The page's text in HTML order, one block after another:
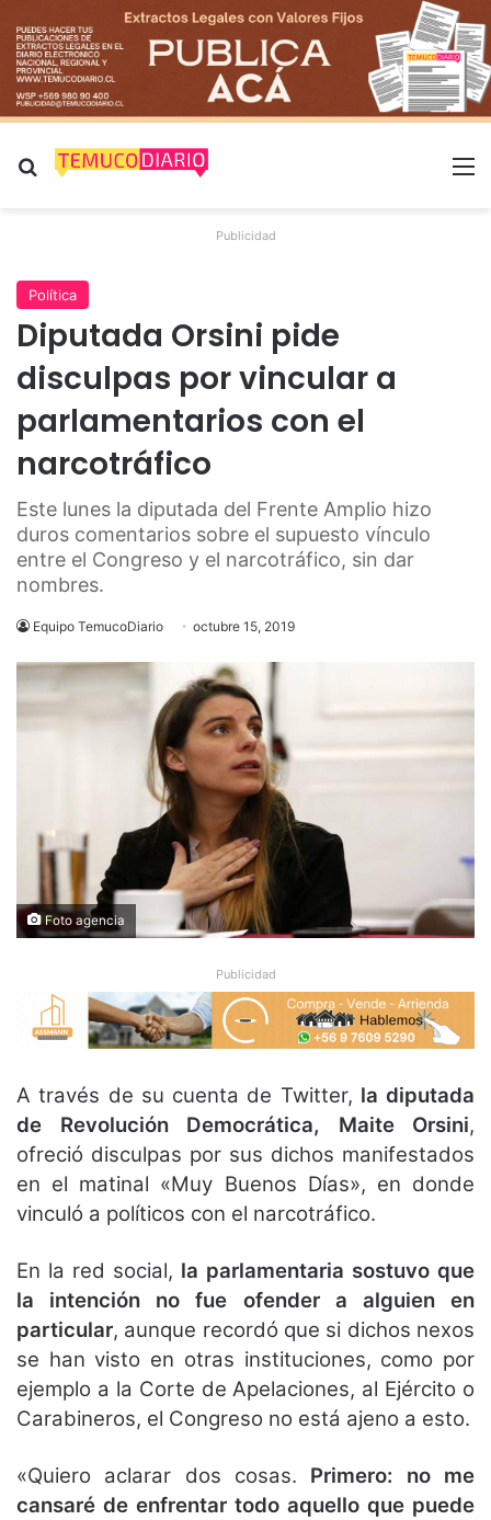
Buscar por
Publicidad
Política
Diputada Orsini pide
disculpas por vincular a
parlamentarios con el
narcotráfico
Este lunes la diputada del Frente Amplio hizo
duros comentarios sobre el supuesto vínculo
entre el Congreso y el narcotráfico, sin dar
nombres.
Equipo TemucoDiario octubre 15, 2019
Foto agencia
Publicidad
A través de su cuenta de Twitter, la diputada
de Revolución Democrática, Maite Orsini,
ofreció disculpas por sus dichos manifestados
en el matinal «Muy Buenos Días», en donde
vinculó a políticos con el narcotráfico.
En la red social, la parlamentaria sostuvo que
la intención no fue ofender a alguien en
particular, aunque recordó que si dichos nexos
se han visto en otras instituciones, como por
ejemplo a la Corte de Apelaciones, al Ejército o
Carabineros, el Congreso no está ajeno a esto.
«Quiero aclarar dos cosas. Primero: no me
cansaré de enfrentar todo aquello que puede